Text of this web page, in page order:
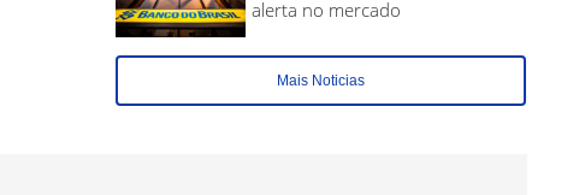
alerta no mercado
Mais Noticias